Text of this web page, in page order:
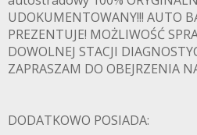
UDOKUMENTOWANY!!! AUTO
PREZENTUJE! MOŻLIWOŚĆ
DOWOLNEJ STACJI
ZAPRASZAM DO OBEJRZENIA
DODATKOWO POSIADA: